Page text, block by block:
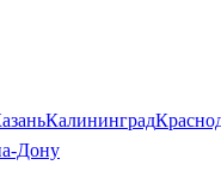
Калининград
Дону